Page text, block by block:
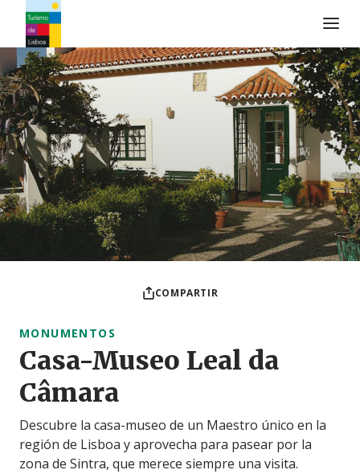
Logo de Turismo de Lisboa
COMPARTIR
MONUMENTOS
Casa-Museo Leal da
Câmara
Descubre la casa-museo de un Maestro único en la
región de Lisboa y aprovecha para pasear por la
zona de Sintra, que merece siempre una visita.